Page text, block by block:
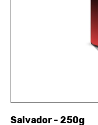
Salvador - 250g